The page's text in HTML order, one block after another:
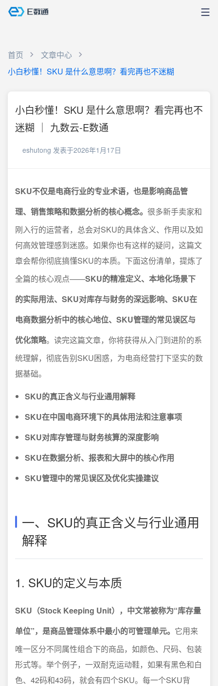
首页
文章中心
小白秒懂！SKU 是什么意思啊？看完再也不迷糊
小白秒懂！SKU 是什么意思啊？看完再也不
迷糊 ｜ 九数云-E数通
eshutong 发表于2026年1月17日
SKU不仅是电商行业的专业术语，也是影响商品管
理、销售策略和数据分析的核心概念。 很多新手卖家和
刚入行的运营者，总会对SKU的具体含义、作用以及如
何高效管理感到迷惑。如果你也有这样的疑问，这篇文
章会帮你彻底搞懂SKU的本质。下面这份清单，提炼了
全篇的核心观点——SKU的精准定义、本地化场景下
的实际用法、SKU对库存与财务的深远影响、SKU在
电商数据分析中的核心地位、SKU管理的常见误区与
优化策略。读完这篇文章，你将获得从入门到进阶的系
统理解，彻底告别SKU困惑，为电商经营打下坚实的数
据基础。
SKU的真正含义与行业通用解释
SKU在中国电商环境下的具体用法和注意事项
SKU对库存管理与财务核算的深度影响
SKU在数据分析、报表和大屏中的核心作用
SKU管理中的常见误区及优化实操建议
一、SKU的真正含义与行业通用
解释
1. SKU的定义与本质
SKU（Stock Keeping Unit），中文常被称为“库存量
单位”，是商品管理体系中最小的可管理单元。 它用来
唯一区分不同属性组合下的商品，如颜色、尺码、包装
形式等。举个例子，一双耐克运动鞋，如果有黑色和白
色、42码和43码，就会有四个SKU。每一个SKU背